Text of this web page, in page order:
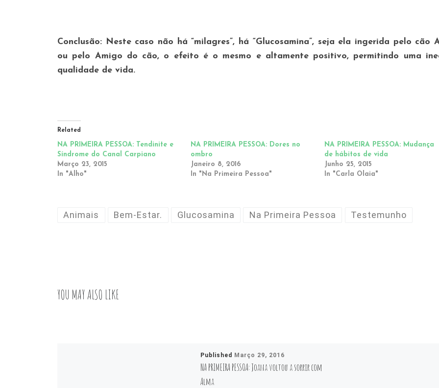
Conclusão: Neste caso não há “milagres”, há “Glucosamina”,seja ela ingerida pelo cão
ou pelo Amigo do cão, o efeito é o mesmo e altamente positivo, permitindo uma
qualidade de vida.
Related
NA PRIMEIRA PESSOA: Tendinite e
Síndrome do Canal Carpiano
Março 23, 2015
In "Alho"
NA PRIMEIRA PESSOA: Dores no
ombro
Janeiro 8, 2016
In "Na Primeira Pessoa"
NA PRIMEIRA PESSOA: Mudança
de hábitos de vida
Junho 25, 2015
In "Carla Olaia"
Animais Bem-Estar. Glucosamina Na Primeira Pessoa Testemunho
YOU MAY ALSO LIKE
Published Março 29, 2016
NA PRIMEIRA PESSOA: Joana voltou a sorrir com
Alma